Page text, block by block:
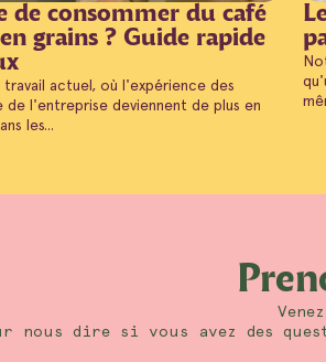
de consommer du café
grains ? Guide rapide
actuel, où l'expérience des
l'entreprise deviennent de plus en
les...
nous dire si vous avez des